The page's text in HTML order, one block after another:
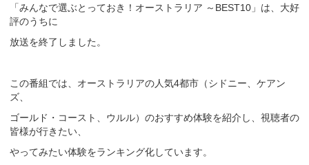
「みんなで選ぶとっておき！オーストラリア ～ BEST10 」は、大好
評のうちに
放送を終了しました。
この番組では、オーストラリアの人気4都市 （シドニー、ケアン
ズ、
ゴールド・コースト、ウルル）のおすすめ体験を紹介し、視聴者の
皆様が行きたい、
やってみたい体験をランキング化しています。